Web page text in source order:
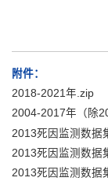
附件：
2018-2021年.zip
2004-2017年（除
2013死因监测数据
2013死因监测数据
2013死因监测数据